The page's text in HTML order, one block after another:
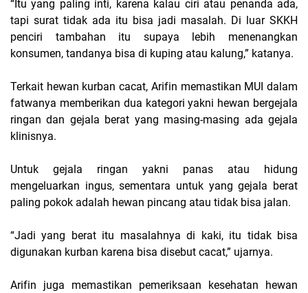
“Itu yang paling inti, karena kalau ciri atau penanda ada,
tapi surat tidak ada itu bisa jadi masalah. Di luar SKKH
penciri tambahan itu supaya lebih menenangkan
konsumen, tandanya bisa di kuping atau kalung,” katanya.
Terkait hewan kurban cacat, Arifin memastikan MUI dalam
fatwanya memberikan dua kategori yakni hewan bergejala
ringan dan gejala berat yang masing-masing ada gejala
klinisnya.
Untuk gejala ringan yakni panas atau hidung
mengeluarkan ingus, sementara untuk yang gejala berat
paling pokok adalah hewan pincang atau tidak bisa jalan.
“Jadi yang berat itu masalahnya di kaki, itu tidak bisa
digunakan kurban karena bisa disebut cacat,” ujarnya.
Arifin juga memastikan pemeriksaan kesehatan hewan